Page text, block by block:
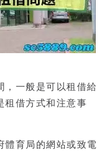
，一般是可以租借給
租借方式和注意事
體育局的網站或致電